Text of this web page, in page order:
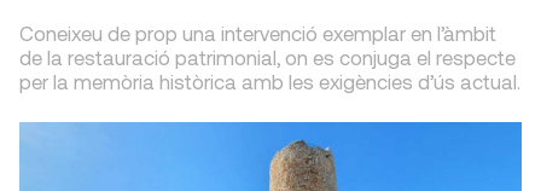
Coneixeu de prop una intervenció exemplar en l’àmbit
de la restauració patrimonial, on es conjuga el respecte
per la memòria històrica amb les exigències d’ús actual.